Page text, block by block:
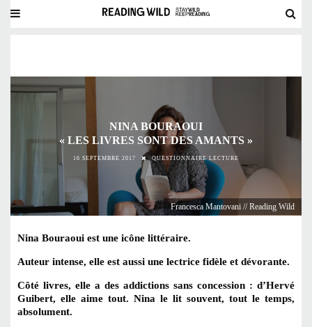
NINA BOURAOUI
« LES LIVRES SONT DES AMANTS »
16 SEPTEMBRE 2017 QUESTIONNAIRE LECTURE
Francesca Mantovani // Reading Wild
Nina Bouraoui est une icône littéraire.
Auteur intense, elle est aussi une lectrice fidèle et dévorante.
Côté livres, elle a des addictions sans concession : d’Hervé
Guibert, elle aime tout. Nina le lit souvent, tout le temps,
absolument.